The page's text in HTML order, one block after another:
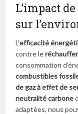
L’impact
sur
L’efficacité
contre le
consommation
combustibles
de gaz à effet de
neutralité carbone
adaptées, nous